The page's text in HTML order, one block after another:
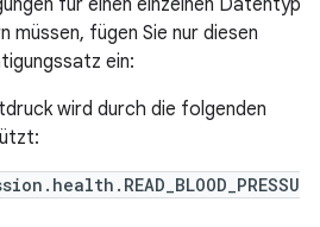
für einen einzelnen Datentyp
fügen Sie nur diesen
ein:
wird durch die folgenden